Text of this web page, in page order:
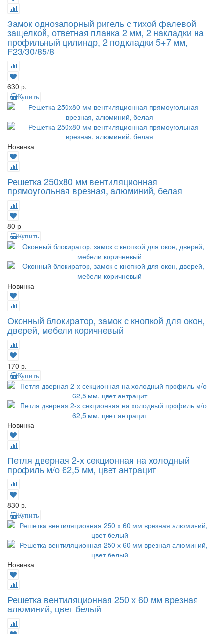
Замок однозапорный ригель с тихой фалевой
защелкой, ответная планка 2 мм, 2 накладки на
профильный цилиндр, 2 подкладки 5+7 мм,
F23/30/85/8
630 р.
Купить
Новинка
Решетка 250х80 мм вентиляционная
прямоугольная врезная, алюминий, белая
80 р.
Купить
Новинка
Оконный блокиратор, замок с кнопкой для окон,
дверей, мебели коричневый
170 р.
Купить
Новинка
Петля дверная 2-х секционная на холодный
профиль м/о 62,5 мм, цвет антрацит
830 р.
Купить
Новинка
Решетка вентиляционная 250 х 60 мм врезная
алюминий, цвет белый